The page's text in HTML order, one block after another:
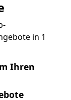
in 1
Ihren